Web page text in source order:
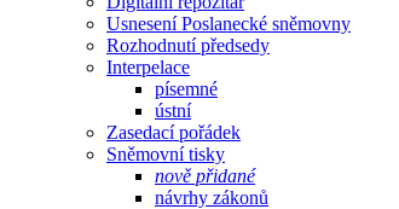
Usnesení Poslanecké sněmovny
Rozhodnutí předsedy
Interpelace
písemné
ústní
Zasedací pořádek
Sněmovní tisky
nově přidané
návrhy zákonů